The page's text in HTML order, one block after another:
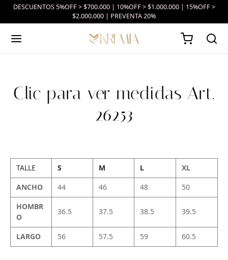
DESCUENTOS 5%OFF > $700.000 | 10%OFF > $1.000.000 | 15%OFF >
$2.000.000 | PREVENTA 20%
Clic para ver medidas Art.
26253
TALLE S M L
XL
ANCHO
44 46 48
50
HOMBR
O
36.5 37.5 38.5 39.5
LARGO 56 57.5 59 60.5